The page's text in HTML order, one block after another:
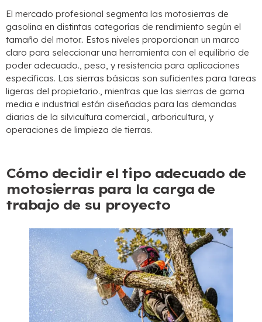
El mercado profesional segmenta las motosierras de
gasolina en distintas categorías de rendimiento según el
tamaño del motor.. Estos niveles proporcionan un marco
claro para seleccionar una herramienta con el equilibrio de
poder adecuado., peso, y resistencia para aplicaciones
específicas. Las sierras básicas son suficientes para tareas
ligeras del propietario., mientras que las sierras de gama
media e industrial están diseñadas para las demandas
diarias de la silvicultura comercial., arboricultura, y
operaciones de limpieza de tierras.
Cómo decidir el tipo adecuado de
motosierras para la carga de
trabajo de su proyecto